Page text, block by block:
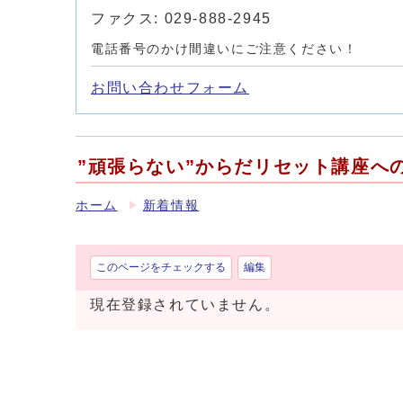
ファクス: 029-888-2945
電話番号のかけ間違いにご注意ください！
お問い合わせフォーム
”頑張らない”からだリセット講座へ
ホーム 新着情報
このページをチェックする 編集
現在登録されていません。